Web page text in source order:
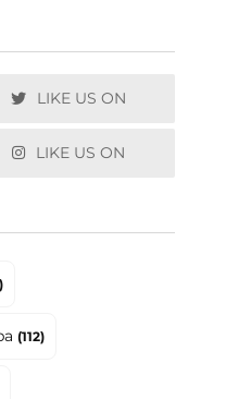
LIKE US ON
LIKE US ON
(112)